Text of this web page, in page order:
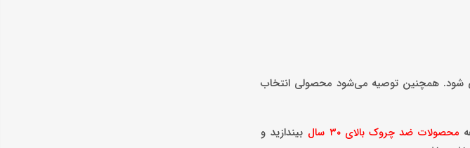
شود. همچنین توصیه می‌شود محصولی انتخاب
محصولات ضد چروک بالای ۳۰ سال
بیندازید و